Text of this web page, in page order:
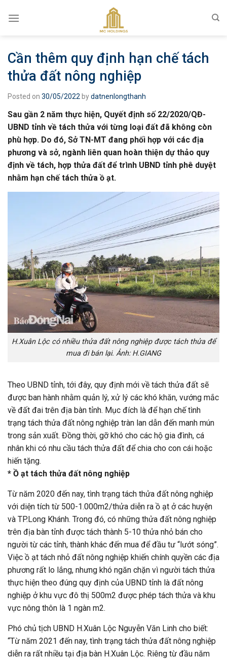
Cần thêm quy định hạn chế tách
thửa đất nông nghiệp
Posted on 30/05/2022 bydatnenlongthanh
Sau gần 2 năm thực hiện, Quyết định số 22/2020/QĐ-
UBND tỉnh về tách thửa với từng loại đất đã không còn
phù hợp. Do đó, Sở TN-MT đang phối hợp với các địa
phương và sở, ngành liên quan hoàn thiện dự thảo quy
định về tách, hợp thửa đất để trình UBND tỉnh phê duyệt
nhằm hạn chế tách thửa ồ ạt.
H.Xuân Lộc có nhiều thửa đất nông nghiệp được tách thửa để
mua đi bán lại. Ảnh: H.GIANG
Theo UBND tỉnh, tới đây, quy định mới về tách thửa đất sẽ
được ban hành nhằm quản lý, xử lý các khó khăn, vướng mắc
về đất đai trên địa bàn tỉnh. Mục đích là để hạn chế tình
trạng tách thửa đất nông nghiệp tràn lan dẫn đến manh mún
trong sản xuất. Đồng thời, gỡ khó cho các hộ gia đình, cá
nhân khi có nhu cầu tách thửa đất để chia cho con cái hoặc
hiến tặng.
* Ồ ạt tách thửa đất nông nghiệp
Từ năm 2020 đến nay, tình trạng tách thửa đất nông nghiệp
với diện tích từ 500-1.000m2/thửa diễn ra ồ ạt ở các huyện
và TP.Long Khánh. Trong đó, có những thửa đất nông nghiệp
trên địa bàn tỉnh được tách thành 5-10 thửa nhỏ bán cho
người từ các tỉnh, thành khác đến mua để đầu tư “lướt sóng”.
Việc ồ ạt tách nhỏ đất nông nghiệp khiến chính quyền các địa
phương rất lo lắng, nhưng khó ngăn chặn vì người tách thửa
thực hiện theo đúng quy định của UBND tỉnh là đất nông
nghiệp ở khu vực đô thị 500m2 được phép tách thửa và khu
vực nông thôn là 1 ngàn m2.
Phó chủ tịch UBND H.Xuân Lộc Nguyễn Văn Linh cho biết:
“Từ năm 2021 đến nay, tình trạng tách thửa đất nông nghiệp
diễn ra rất nhiều tại địa bàn H.Xuân Lộc. Riêng từ đầu năm